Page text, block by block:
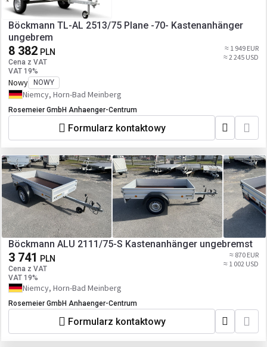
Böckmann TL-AL 2513/75 Plane -70- Kastenanhänger
ungebrem
8 382 PLN
Cena z VAT
VAT 19%
≈ 1 949 EUR
≈ 2 245 USD
Nowy NOWY
Niemcy, Horn-Bad Meinberg
Rosemeier GmbH Anhaenger-Centrum
Formularz kontaktowy
Böckmann ALU 2111/75-S Kastenanhänger ungebremst
3 741 PLN
Cena z VAT
VAT 19%
≈ 870 EUR
≈ 1 002 USD
Niemcy, Horn-Bad Meinberg
Rosemeier GmbH Anhaenger-Centrum
Formularz kontaktowy